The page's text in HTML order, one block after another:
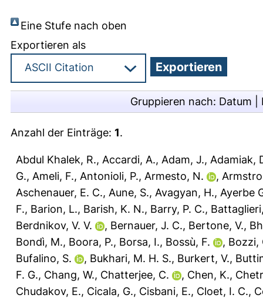
Eine Stufe nach oben
Exportieren als
Gruppieren nach: Datum
Anzahl der Einträge: 1.
Abdul Khalek, R., Accardi, A., Adam, J., Adamiak,
G., Ameli, F., Antonioli, P., Armesto, N. ,
Aschenauer, E. C., Aune, S., Avagyan, H., Ayerbe
F., Barion, L., Barish, K. N., Barry, P. C.,
Berdnikov, V. V.
, Bernauer, J. C., Bertone, V.,
Bondì, M., Boora, P., Borsa, I., Bossù, F. , Bozzi,
Bufalino, S.
, Bukhari, M. H. S., Burkert, V.,
F. G., Chang, W., Chatterjee, C. , Chen, K.,
Chudakov, E., Cicala, G., Cisbani, E., Cloet, I. C.,